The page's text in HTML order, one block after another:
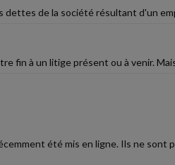
dettes de la société résultant d'un
fin à un litige présent ou à venir.
été mis en ligne. Ils ne sont